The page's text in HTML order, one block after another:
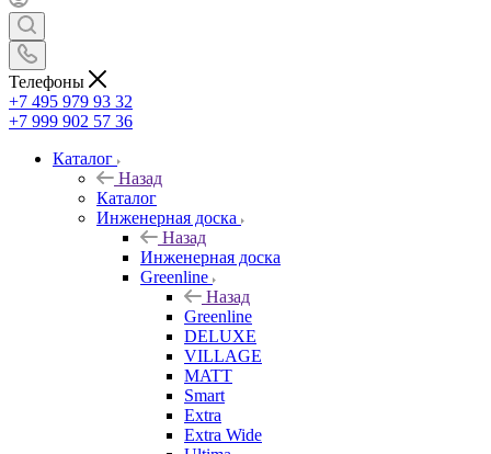
Телефоны
+7 495 979 93 32
+7 999 902 57 36
Каталог
Назад
Каталог
Инженерная доска
Назад
Инженерная доска
Greenline
Назад
Greenline
DELUXE
VILLAGE
MATT
Smart
Extra
Extra Wide